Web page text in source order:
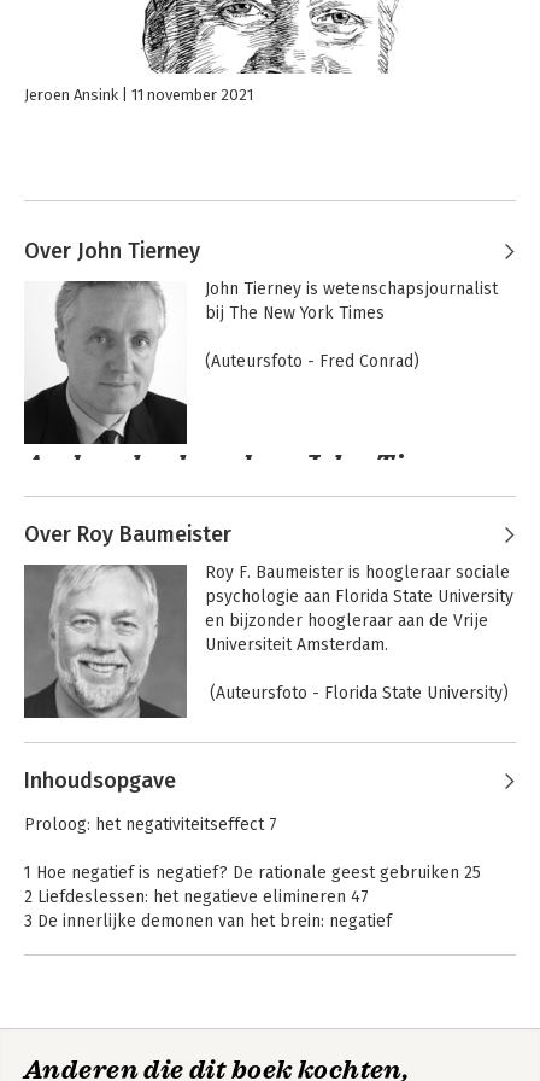
Jeroen Ansink 11 november 2021
Over John Tierney
John Tierney is wetenschapsjournalist
bij The New York Times
(Auteursfoto - Fred Conrad)
Andere boeken door John Tierney
Willpower
Bekijk alle boeken
Over Roy Baumeister
Roy F. Baumeister is hoogleraar sociale
psychologie aan Florida State University
en bijzonder hoogleraar aan de Vrije
Universiteit Amsterdam.
(Auteursfoto - Florida State University)
Andere boeken door Roy
Baumeister
Inhoudsopgave
Proloog: het negativiteitseffect 7
1 Hoe negatief is negatief? De rationale geest gebruiken 25
2 Liefdeslessen: het negatieve elimineren 47
3 De innerlijke demonen van het brein: negatief
7 Online gevaren: Hotel Het Zonnetje en mevrouw Maan 157
Anderen die dit boek kochten,